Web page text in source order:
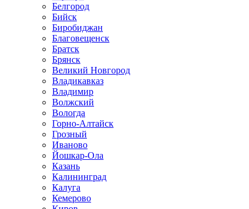
Белгород
Бийск
Биробиджан
Благовещенск
Братск
Брянск
Великий Новгород
Владикавказ
Владимир
Волжский
Вологда
Горно-Алтайск
Грозный
Иваново
Йошкар-Ола
Казань
Калининград
Калуга
Кемерово